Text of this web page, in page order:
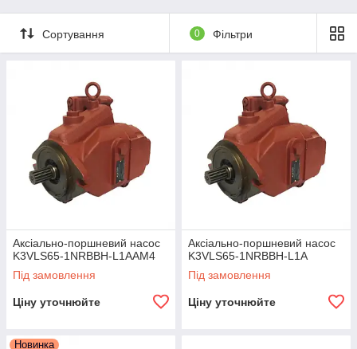
Сортування 0 Фільтри
Аксіально-поршневий насос
K3VLS65-1NRBBH-L1AAM4
Під замовлення
Ціну уточнюйте
Аксіально-поршневий насос
K3VLS65-1NRBBH-L1A
Під замовлення
Ціну уточнюйте
Новинка